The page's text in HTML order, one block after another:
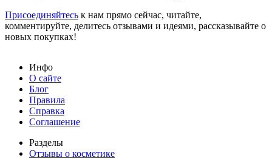
Присоединяйтесь к нам прямо сейчас, читайте,
комментируйте, делитесь отзывами и идеями, рассказывайте о
новых покупках!
Инфо
О сайте
Блог
Правила
Справка
Соглашение
Разделы
Отзывы о косметике